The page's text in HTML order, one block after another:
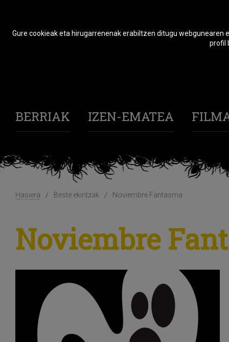
BERRIAK IZEN-EMATEA
Hasiera Beste ekintzak Noviembre Fantasma
Noviembre
Gure cookieak eta hirugarrenenak erabiltzen ditugu
profil